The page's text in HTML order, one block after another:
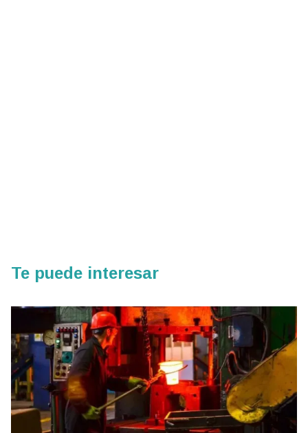
Te puede interesar